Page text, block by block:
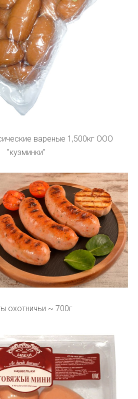
вареные 1,500кг ООО
"кузминки"
охотничьи ~ 700г